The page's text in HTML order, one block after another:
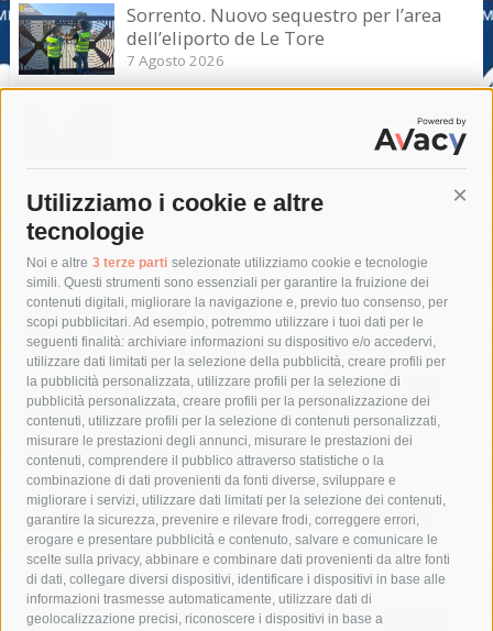
Utilizziamo i cookie e altre
tecnologie
Noi e altre 3 terze parti selezionate utilizziamo cookie e tecnologie
simili. Questi strumenti sono essenziali per garantire la fruizione dei
contenuti digitali, migliorare la navigazione e, previo tuo consenso, per
scopi pubblicitari. Ad esempio, potremmo utilizzare i tuoi dati per le
seguenti finalità: archiviare informazioni su dispositivo e/o accedervi,
utilizzare dati limitati per la selezione della pubblicità, creare profili per
la pubblicità personalizzata, utilizzare profili per la selezione di
pubblicità personalizzata, creare profili per la personalizzazione dei
contenuti, utilizzare profili per la selezione di contenuti personalizzati,
misurare le prestazioni degli annunci, misurare le prestazioni dei
contenuti, comprendere il pubblico attraverso statistiche o la
combinazione di dati provenienti da fonti diverse, sviluppare e
migliorare i servizi, utilizzare dati limitati per la selezione dei contenuti,
garantire la sicurezza, prevenire e rilevare frodi, correggere errori,
erogare e presentare pubblicità e contenuto, salvare e comunicare le
scelte sulla privacy, abbinare e combinare dati provenienti da altre fonti
di dati, collegare diversi dispositivi, identificare i dispositivi in base alle
informazioni trasmesse automaticamente, utilizzare dati di
geolocalizzazione precisi, riconoscere i dispositivi in base a
Sorrento. Nuovo sequestro per l’area
dell’eliporto de Le Tore
7 Agosto 2026
Sorrento. Aggredisce sessualmente una
turista e le strappa il portafogli, fermato
dai carabinieri
Tag
acqua allerta meteo
anas
area marina protetta di punta campanella
arresto
Asl Napoli 3 sud
capitaneria di porto capri
carabinieri
castellammare di stabia
circumvesuviana
comune di sorrento
concerto
contagi
costiera amalfitana
covid-19 eav
elezioni
fondazione sorrento
gori guardia costiera
incidente
lavori
lorenzo balducelli mare
massa lubrense
massimo coppola
Meta napoli
ordinanza
penisola sorrentina
piano di sorrento polizia municipale